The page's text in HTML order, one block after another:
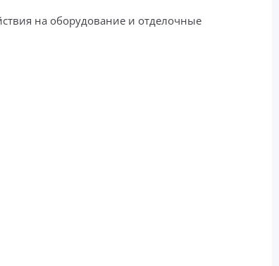
на оборудование и отделочные